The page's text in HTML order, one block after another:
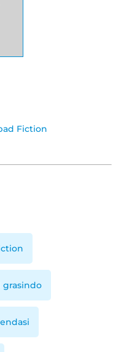
Fiction